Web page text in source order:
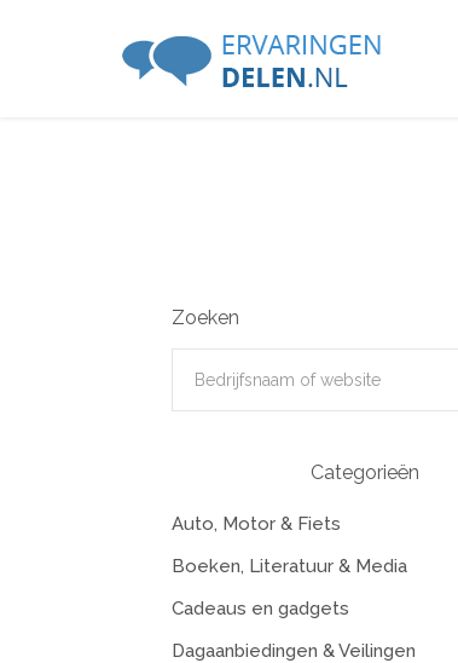
Zoeken
Categorieën
Auto, Motor & Fiets
Boeken, Literatuur & Media
Cadeaus en gadgets
Dagaanbiedingen & Veilingen